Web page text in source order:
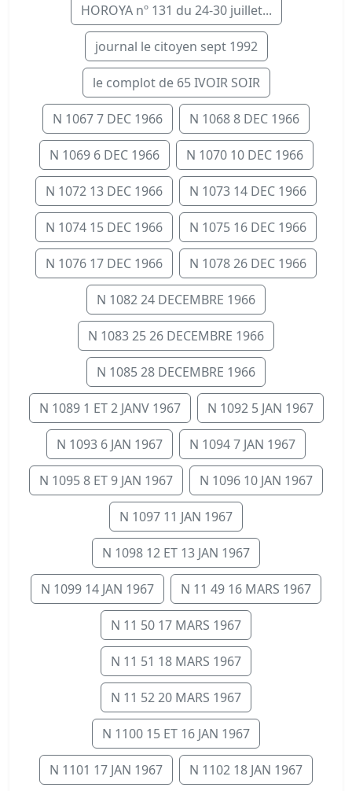
HOROYA nº 131 du 24-30 juillet...
journal le citoyen sept 1992
le complot de 65 IVOIR SOIR
N 1067 7 DEC 1966 N 1068 8 DEC 1966
N 1069 6 DEC 1966 N 1070 10 DEC 1966
N 1072 13 DEC 1966 N 1073 14 DEC 1966
N 1074 15 DEC 1966 N 1075 16 DEC 1966
N 1076 17 DEC 1966 N 1078 26 DEC 1966
N 1082 24 DECEMBRE 1966
N 1083 25 26 DECEMBRE 1966
N 1085 28 DECEMBRE 1966
N 1089 1 ET 2 JANV 1967 N 1092 5 JAN 1967
N 1093 6 JAN 1967 N 1094 7 JAN 1967
N 1095 8 ET 9 JAN 1967 N 1096 10 JAN 1967
N 1097 11 JAN 1967
N 1098 12 ET 13 JAN 1967
N 1099 14 JAN 1967 N 11 49 16 MARS 1967
N 11 50 17 MARS 1967
N 11 51 18 MARS 1967
N 11 52 20 MARS 1967
N 1100 15 ET 16 JAN 1967
N 1101 17 JAN 1967 N 1102 18 JAN 1967